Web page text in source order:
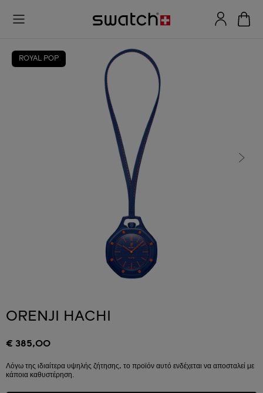
ROYAL POP
ORENJI HACHI
€ 385,00
Λόγω της ιδιαίτερα υψηλής ζήτησης, το προϊόν αυτό ενδέχεται να αποσταλεί με
κάποια καθυστέρηση.